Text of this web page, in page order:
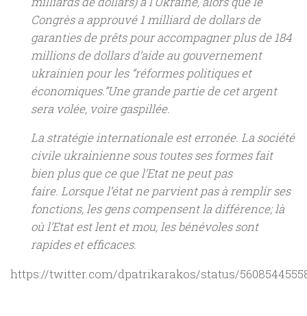
Congrès a approuvé 1 milliard de dollars de
garanties de prêts pour accompagner plus de 184
millions de dollars d’aide au gouvernement
ukrainien pour les “réformes politiques et
économiques.”Une grande partie de cet argent
sera volée, voire gaspillée.
La stratégie internationale est erronée. La société
civile ukrainienne sous toutes ses formes fait
bien plus que ce que l’Etat ne peut pas
faire. Lorsque l’état ne parvient pas à remplir ses
fonctions, les gens compensent la différence; là
où l’Etat est lent et mou, les bénévoles sont
rapides et efficaces.
https://twitter.com/dpatrikarakos/status/